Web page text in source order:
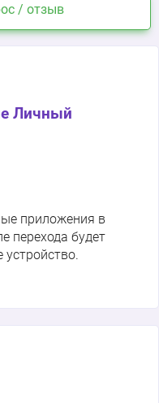
/ отзыв
Личный
приложения в
перехода будет